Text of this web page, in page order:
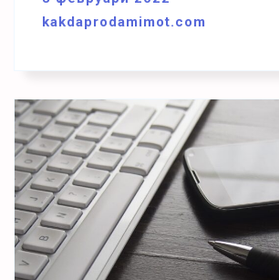
kakdaprodamimot.com